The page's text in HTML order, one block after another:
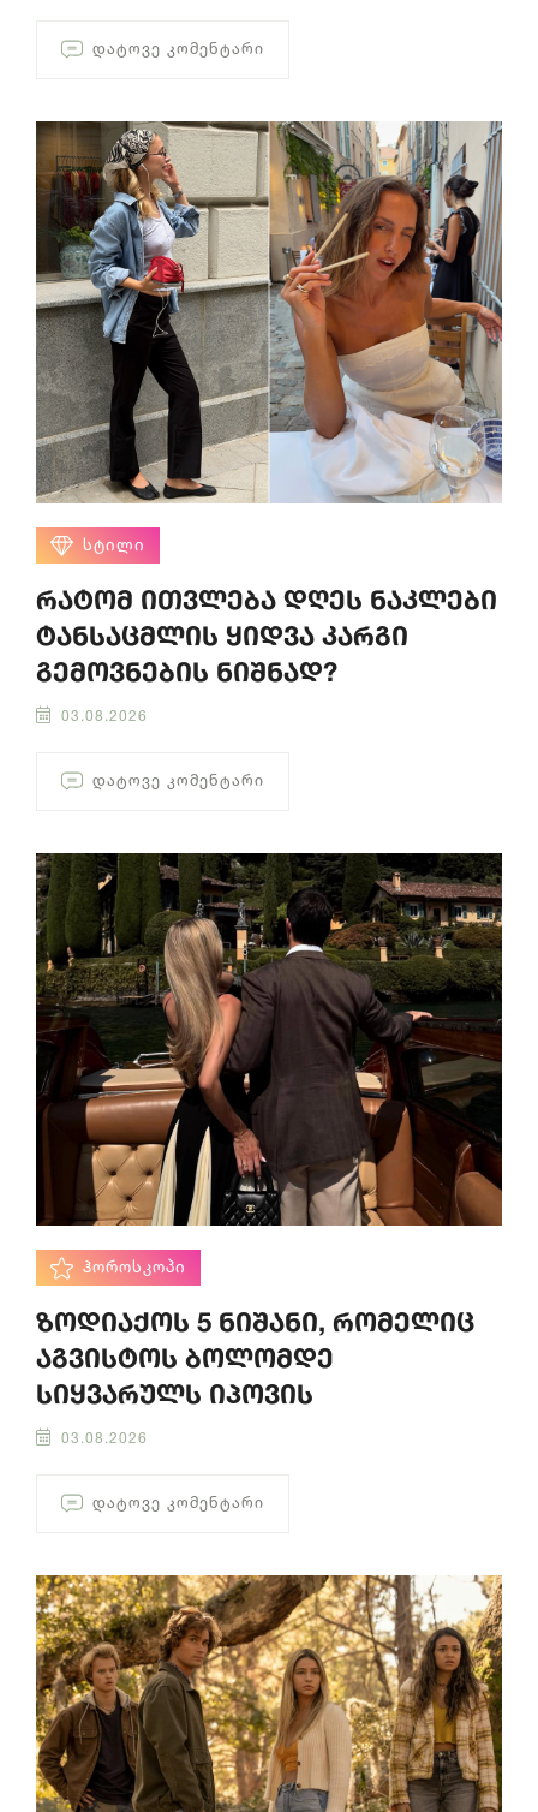
ᲓᲐᲢᲝᲕᲔ ᲙᲝᲛᲔᲜᲢᲐᲠᲘ
ᲡᲢᲘᲚᲘ
რატომ ითვლება დღეს ნაკლები
ტანსაცმლის ყიდვა კარგი
გემოვნების ნიშნად?
03.08.2026
ᲓᲐᲢᲝᲕᲔ ᲙᲝᲛᲔᲜᲢᲐᲠᲘ
ᲰᲝᲠᲝᲡᲙᲝᲞᲘ
ზოდიაქოს 5 ნიშანი, რომელიც
აგვისტოს ბოლომდე
სიყვარულს იპოვის
03.08.2026
ᲓᲐᲢᲝᲕᲔ ᲙᲝᲛᲔᲜᲢᲐᲠᲘ